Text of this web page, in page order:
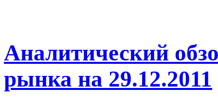
Аналитический
рынка на 29.12.2011